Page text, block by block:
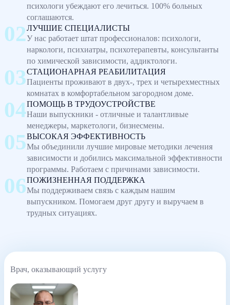
психологи убеждают его лечиться. 100% больных
соглашаются.
ЛУЧШИЕ СПЕЦИАЛИСТЫ
У нас работает штат профессионалов: психологи,
наркологи, психиатры, психотерапевты, консультанты
по химической зависимости, аддиктологи.
СТАЦИОНАРНАЯ РЕАБИЛИТАЦИЯ
Пациенты проживают в двух-, трех и четырехместных
комнатах в комфортабельном загородном доме.
ПОМОЩЬ В ТРУДОУСТРОЙСТВЕ
Наши выпускники - отличные и талантливые
менеджеры, маркетологи, бизнесмены.
ВЫСОКАЯ ЭФФЕКТИВНОСТЬ
Мы объединили лучшие мировые методики лечения
зависимости и добились максимальной эффективности
программы. Работаем с причинами зависимости.
ПОЖИЗНЕННАЯ ПОДДЕРЖКА
Мы поддерживаем связь с каждым нашим
выпускником. Помогаем друг другу и выручаем в
трудных ситуациях.
Врач, оказывающий услугу